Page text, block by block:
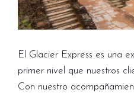
El Glacier Express es una
primer nivel que nuestros
Con nuestro